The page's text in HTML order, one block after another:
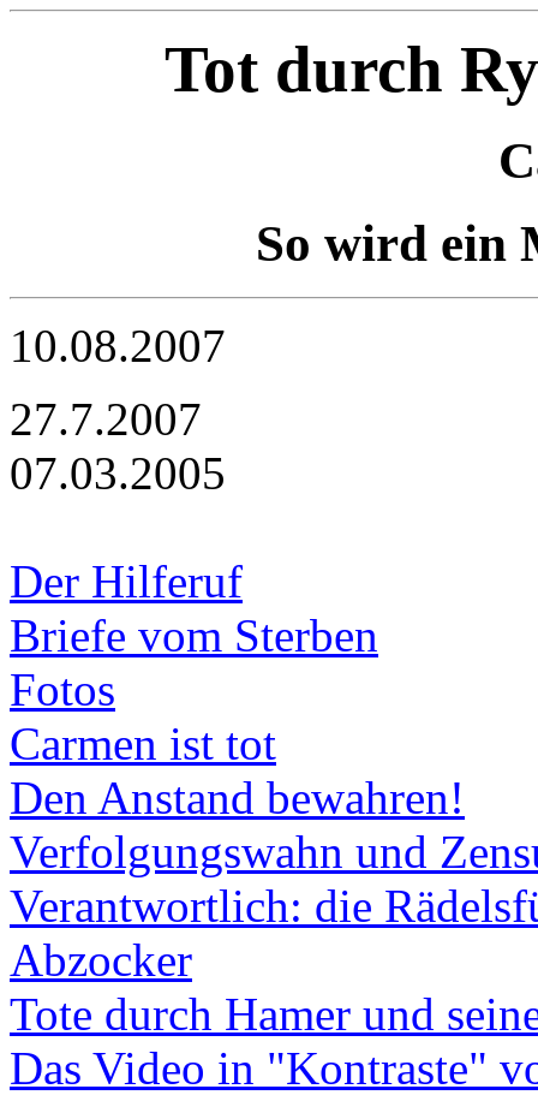
Tot durch
So wird ein
10.08.2007
27.7.2007
07.03.2005
Der Hilferuf
Briefe vom Sterben
Fotos
Carmen ist tot
Den Anstand bewahren!
Verfolgungswahn und
Verantwortlich: die
Abzocker
Tote durch Hamer und
Das Video in "Kontraste"